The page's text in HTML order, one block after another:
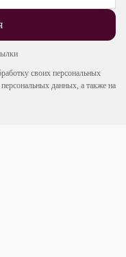
своих персональных
данных, а также на